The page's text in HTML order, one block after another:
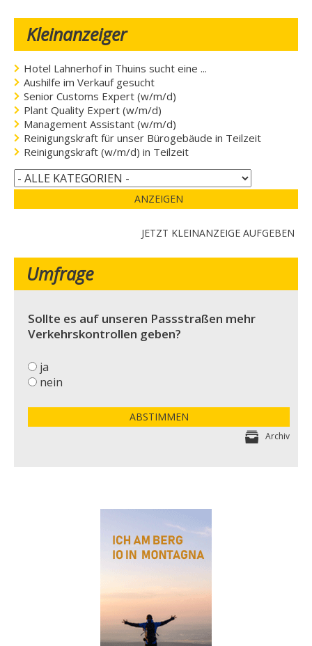
Kleinanzeiger
Hotel Lahnerhof in Thuins sucht eine ...
Aushilfe im Verkauf gesucht
Senior Customs Expert (w/m/d)
Plant Quality Expert (w/m/d)
Management Assistant (w/m/d)
Reinigungskraft für unser Bürogebäude in Teilzeit
Reinigungskraft (w/m/d) in Teilzeit
ANZEIGEN
JETZT KLEINANZEIGE AUFGEBEN
Umfrage
Sollte es auf unseren Passstraßen mehr
Verkehrskontrollen geben?
ja
nein
ABSTIMMEN
Archiv